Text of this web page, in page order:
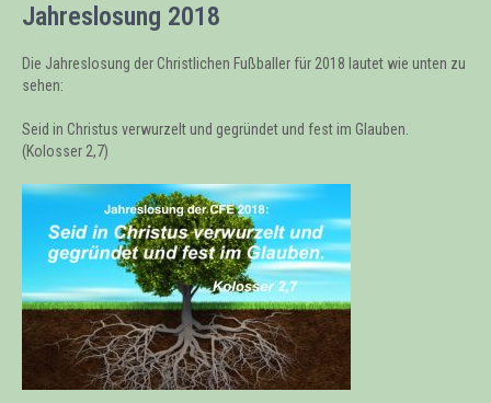
Jahreslosung 2018
Die Jahreslosung der Christlichen Fußballer für 2018 lautet wie unten zu
sehen:
Seid in Christus verwurzelt und gegründet und fest im Glauben.
(Kolosser 2,7)